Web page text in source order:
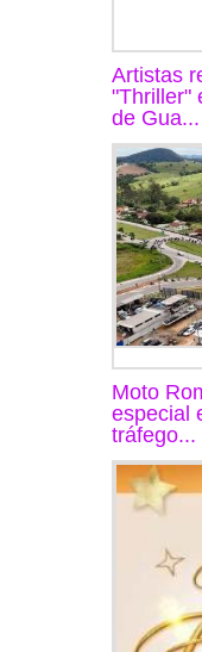
Artistas
"Thriller"
de Gua...
Moto
especial
tráfego...